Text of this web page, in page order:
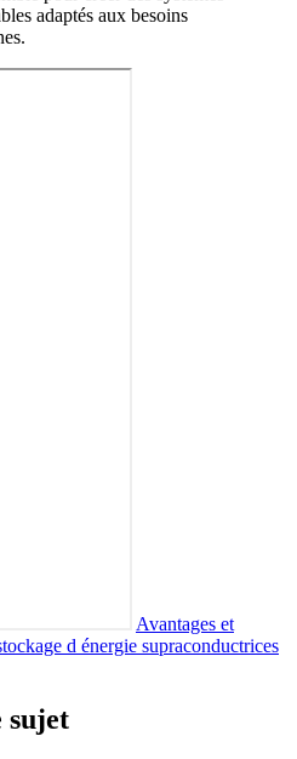
adaptés aux besoins
Avantages et
d énergie supraconductrices
sujet